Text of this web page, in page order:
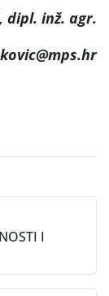
dipl. inž. agr.
I